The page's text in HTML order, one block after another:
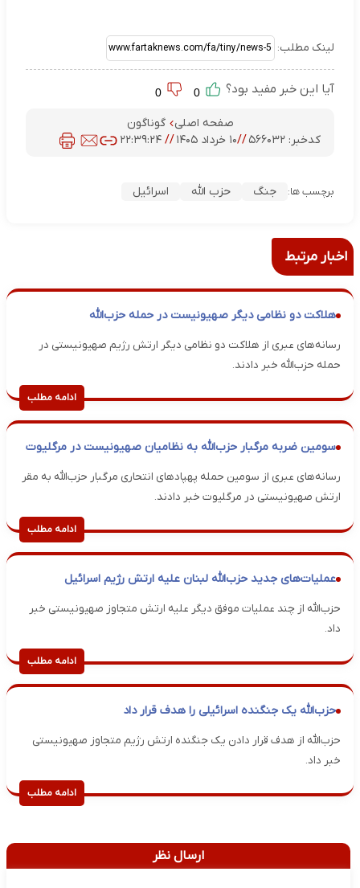
لینک مطلب:
آیا این خبر مفید بود؟
صفحه اصلی
گوناگون
کدخبر:۵۶۶۰۳۲ //۱۰ خرداد ۱۴۰۵ //۲۲:۳۹:۲۴
برچسب ها: جنگ حزب الله اسرائیل
اخبار مرتبط
هلاکت دو نظامی دیگر صهیونیست در حمله حزب‌الله
رسانه‌های عبری از هلاکت دو نظامی دیگر ارتش رژیم صهیونیستی در
حمله حزب‌الله خبر دادند.
ادامه مطلب
سومین ضربه مرگبار حزب‌الله به نظامیان صهیونیست در مرگلیوت
رسانه‌‌های عبری از سومین حمله پهپادهای انتحاری مرگبار حزب‌الله به مقر
ارتش صهیونیستی در مرگلیوت خبر دادند.
ادامه مطلب
عملیات‌های جدید حزب‌الله لبنان علیه ارتش رژیم اسرائیل
حزب‌الله از چند عملیات موفق دیگر علیه ارتش متجاوز صهیونیستی خبر
داد.
ادامه مطلب
حزب‌الله یک جنگنده اسرائیلی را هدف قرار داد
حزب‌الله از هدف قرار دادن یک جنگنده ارتش رژیم متجاوز صهیونیستی
خبر داد.
ادامه مطلب
ارسال نظر